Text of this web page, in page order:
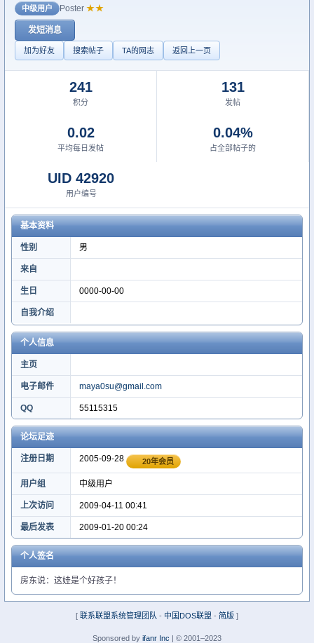
中级用户 Poster ★★
发短消息
加为好友 搜索帖子 TA的网志 返回上一页
241
积分
131
发帖
0.02
平均每日发帖
0.04%
占全部帖子的
UID 42920
用户编号
基本资料
性别 男
来自
生日 0000-00-00
自我介绍
个人信息
主页
电子邮件 maya0su@gmail.com
QQ 55115315
论坛足迹
注册日期 2005-09-28 20年会员
用户组 中级用户
上次访问 2009-04-11 00:41
最后发表 2009-01-20 00:24
个人签名
房东说：这娃是个好孩子！
[ 联系联盟系统管理团队 - 中国DOS联盟 - 简版 ]
Sponsored by ifanr Inc | © 2001–2023